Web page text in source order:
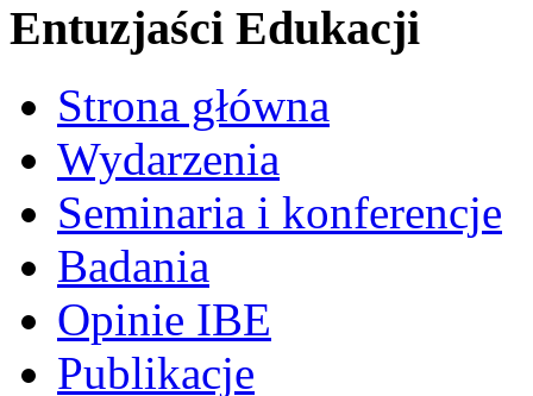
Entuzjaści Edukacji
Strona główna
Wydarzenia
Seminaria i konferencje
Badania
Opinie IBE
Publikacje